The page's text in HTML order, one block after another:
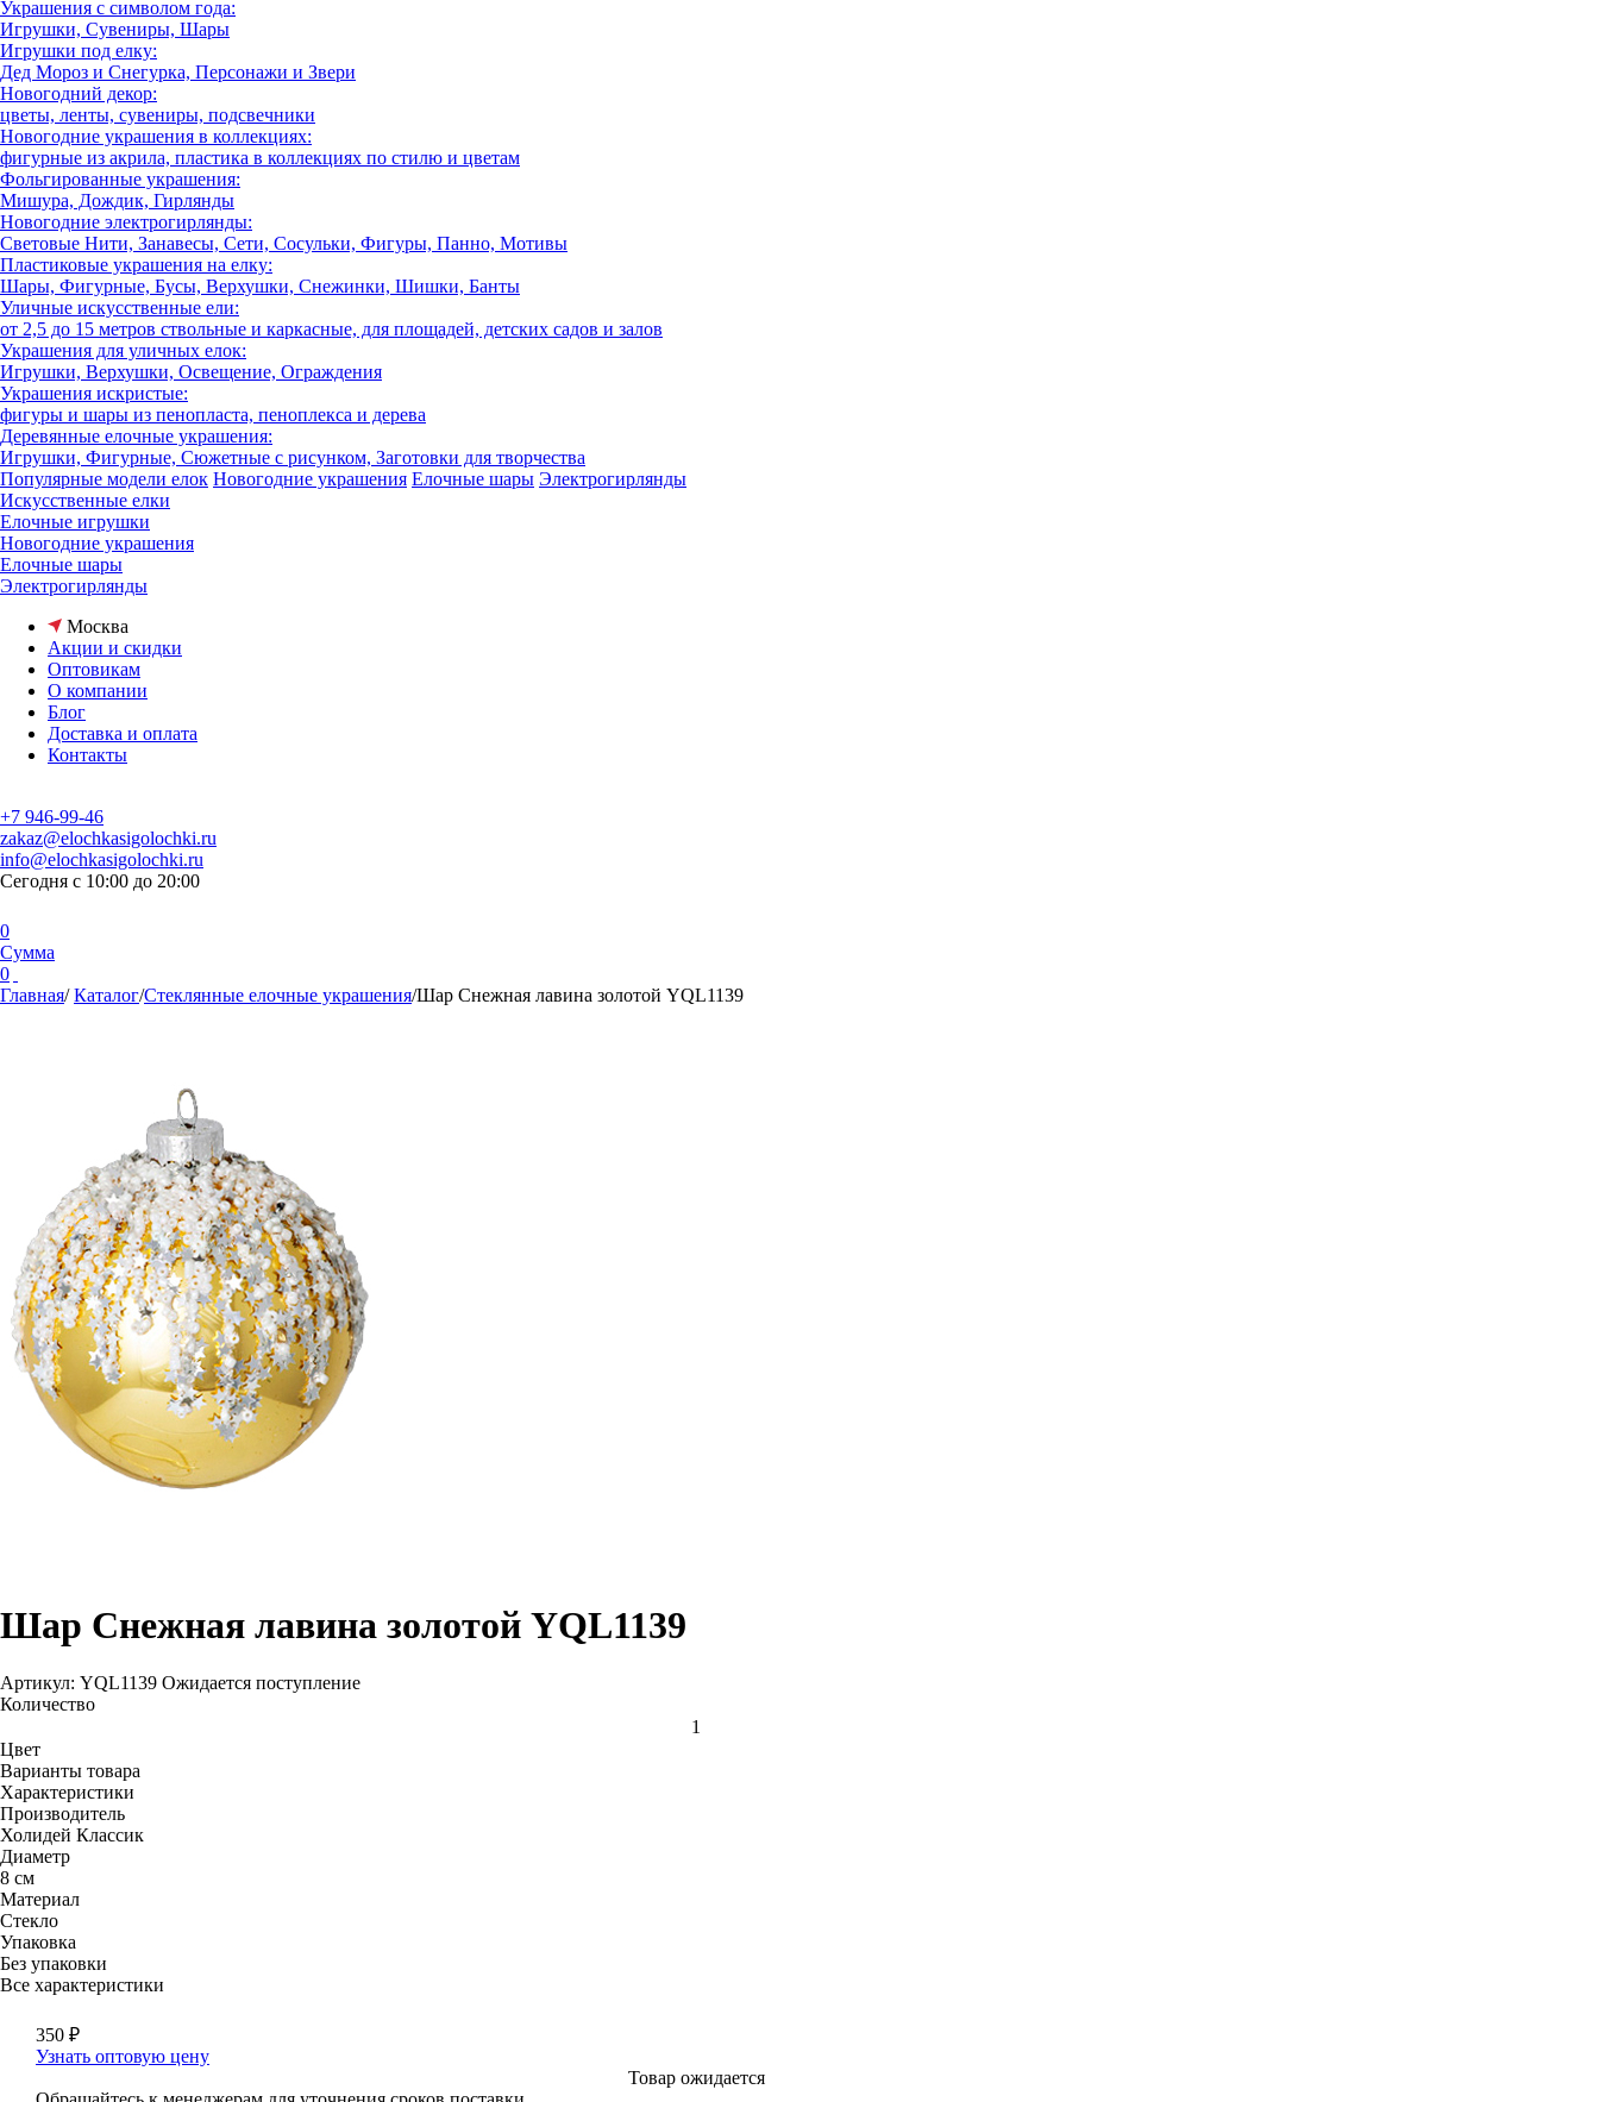
Украшения с символом года:
Игрушки, Сувениры, Шары
Игрушки под елку:
Дед Мороз и Снегурка, Персонажи и Звери
Новогодний декор:
цветы, ленты, сувениры, подсвечники
Новогодние украшения в коллекциях:
фигурные из акрила, пластика в коллекциях по стилю и цветам
Фольгированные украшения:
Мишура, Дождик, Гирлянды
Новогодние электрогирлянды:
Световые Нити, Занавесы, Сети, Сосульки, Фигуры, Панно, Мотивы
Пластиковые украшения на елку:
Шары, Фигурные, Бусы, Верхушки, Снежинки, Шишки, Банты
Уличные искусственные ели:
от 2,5 до 15 метров ствольные и каркасные, для площадей, детских садов и залов
Украшения для уличных елок:
Игрушки, Верхушки, Освещение, Ограждения
Украшения искристые:
фигуры и шары из пенопласта, пеноплекса и дерева
Деревянные елочные украшения:
Игрушки, Фигурные, Сюжетные с рисунком, Заготовки для творчества
Популярные модели елок Новогодние украшения Елочные шары Электрогирлянды
Искусственные елки
Елочные игрушки
Новогодние украшения
Елочные шары
Электрогирлянды
Москва
Акции и скидки
Оптовикам
О компании
Блог
Доставка и оплата
Контакты
+7 946-99-46
zakaz@elochkasigolochki.ru
info@elochkasigolochki.ru
Сегодня с 10:00 до 20:00
0
Сумма
0
Главная/ Каталог/Стеклянные елочные украшения/Шар Снежная лавина золотой YQL1139
Шар Снежная лавина золотой YQL1139
Артикул: YQL1139 Ожидается поступление
Количество
Цвет
Варианты товара
Характеристики
Производитель
Холидей Классик
Диаметр
8 см
Материал
Стекло
Упаковка
Без упаковки
Все характеристики
350 ₽
Узнать оптовую цену
Товар ожидается